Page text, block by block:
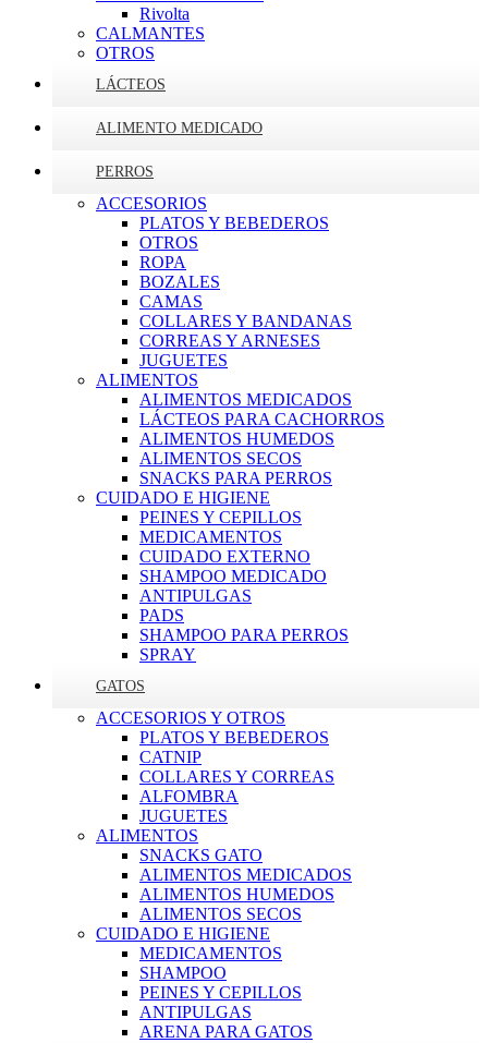
Rivolta
CALMANTES
OTROS
LÁCTEOS
ALIMENTO MEDICADO
PERROS
ACCESORIOS
PLATOS Y BEBEDEROS
OTROS
ROPA
BOZALES
CAMAS
COLLARES Y BANDANAS
CORREAS Y ARNESES
JUGUETES
ALIMENTOS
ALIMENTOS MEDICADOS
LÁCTEOS PARA CACHORROS
ALIMENTOS HUMEDOS
ALIMENTOS SECOS
SNACKS PARA PERROS
CUIDADO E HIGIENE
PEINES Y CEPILLOS
MEDICAMENTOS
CUIDADO EXTERNO
SHAMPOO MEDICADO
ANTIPULGAS
PADS
SHAMPOO PARA PERROS
SPRAY
GATOS
ACCESORIOS Y OTROS
PLATOS Y BEBEDEROS
CATNIP
COLLARES Y CORREAS
ALFOMBRA
JUGUETES
ALIMENTOS
SNACKS GATO
ALIMENTOS MEDICADOS
ALIMENTOS HUMEDOS
ALIMENTOS SECOS
CUIDADO E HIGIENE
MEDICAMENTOS
SHAMPOO
PEINES Y CEPILLOS
ANTIPULGAS
ARENA PARA GATOS